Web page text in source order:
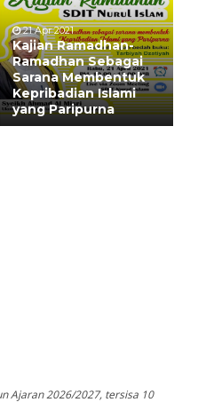
21 Apr 2021
Kajian Ramadhan-
Ramadhan Sebagai
Sarana Membentuk
Kepribadian Islami
yang Paripurna
Ajaran 2026/2027, tersisa 10